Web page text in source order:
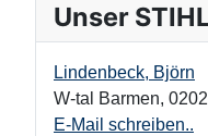
Unser
Lindenbeck, Björn
W-tal Barmen,
E-Mail schreiben..